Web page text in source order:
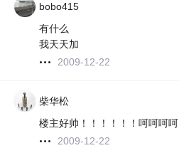
bobo415
有什么
我天天加
2009-12-22
柴华松
楼主好帅！！！！！！呵呵呵呵
2009-12-22